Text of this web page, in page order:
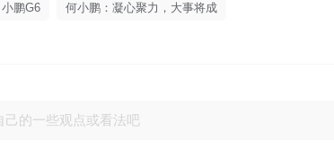
小鹏G6 何小鹏：凝心聚力，大事将成